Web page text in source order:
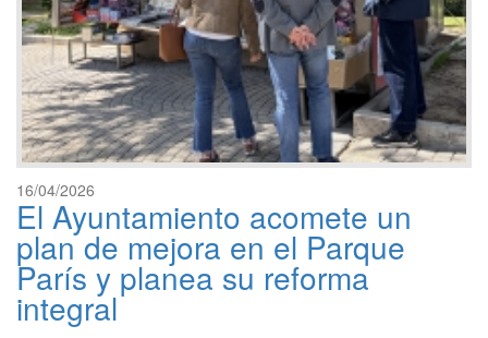
16/04/2026
El Ayuntamiento acomete un
plan de mejora en el Parque
París y planea su reforma
integral